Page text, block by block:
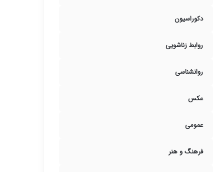
دکوراسیون
روابط زناشویی
روانشناسی
عکس
عمومی
فرهنگ و هنر